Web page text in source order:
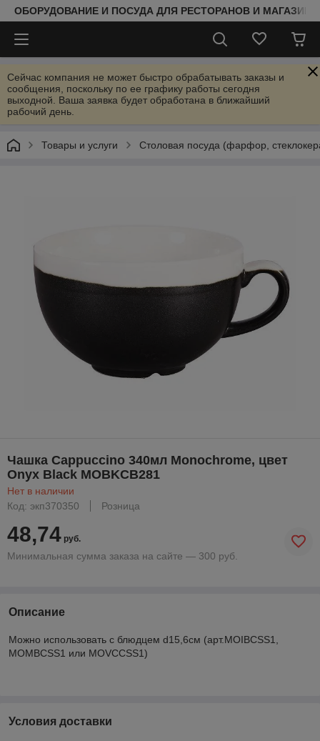
ОБОРУДОВАНИЕ И ПОСУДА ДЛЯ РЕСТОРАНОВ И
Сейчас компания не может быстро обрабатывать заказы и
сообщения, поскольку по ее графику работы сегодня
выходной. Ваша заявка будет обработана в ближайший
рабочий день.
Товары и услуги Столовая посуда (фарфор,
Чашка Cappuccino 340мл Monochrome, цвет
Onyx Black MOBKCB281
Нет в наличии
Код: экп370350
Розница
48,74 руб.
Минимальная сумма заказа на сайте — 300 руб.
Описание
Можно использовать с блюдцем d15,6см (арт.MOIBCSS1,
MOMBCSS1 или MOVCCSS1)
Условия доставки